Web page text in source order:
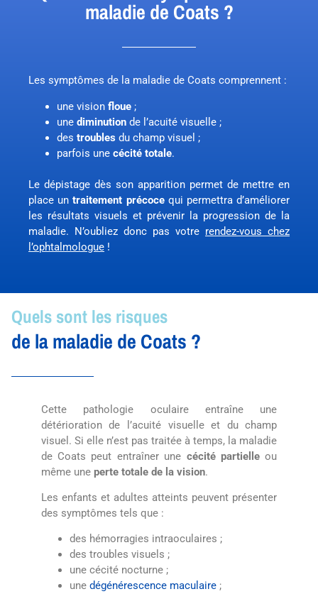
maladie de Coats ?
Les symptômes de la maladie de Coats comprennent :
une vision floue ;
une diminution de l’acuité visuelle ;
des troubles du champ visuel ;
parfois une cécité totale.
Le dépistage dès son apparition permet de mettre en
place un traitement précocequi permettra d’améliorer
les résultats visuels et prévenir la progression de la
maladie. N’oubliez donc pas votre rendez-vous chez
l’ophtalmologue !
Quels sont les risques
de la maladie de Coats ?
Cette pathologie oculaire entraîne une
détérioration de l’acuité visuelle et du champ
visuel. Si elle n’est pas traitée à temps, la maladie
de Coats peut entraîner une cécité partielle ou
même une perte totale de la vision.
Les enfants et adultes atteints peuvent présenter
des symptômes tels que :
des hémorragies intraoculaires ;
des troubles visuels ;
une cécité nocturne ;
une dégénérescence maculaire;